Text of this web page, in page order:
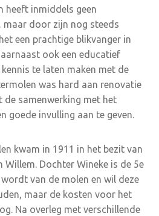
heeft inmiddels geen
maar door zijn nog steeds
een prachtige blikvanger in
ook een educatief
te laten maken met de
was hard aan renovatie
de samenwerking met het
goede invulling aan te geven.
kwam in 1911 in het bezit van
Dochter Wineke is de 5e
van de molen en wil deze
maar de kosten voor het
Na overleg met verschillende